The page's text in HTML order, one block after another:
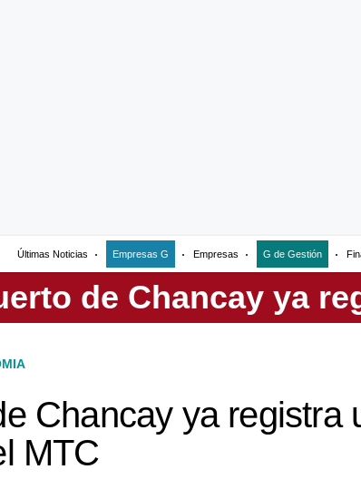
Últimas Noticias Empresas G Empresas G de Gestión
Chancay ya registra
MTC